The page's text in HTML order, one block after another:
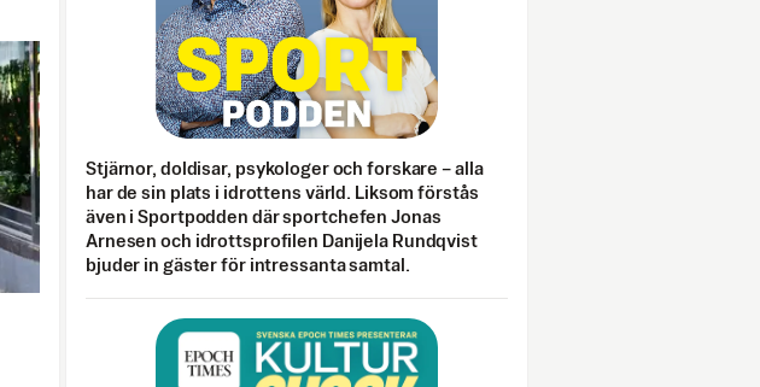
Stjärnor, doldisar, psykologer och forskare – alla
har de sin plats i idrottens värld. Liksom förstås
även i Sportpodden där sportchefen Jonas
Arnesen och idrottsprofilen Danijela Rundqvist
bjuder in gäster för intressanta samtal.